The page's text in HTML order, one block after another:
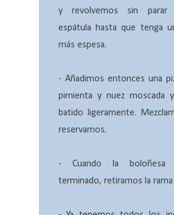
y revolvemos sin parar
espátula hasta que tenga
más espesa.
- Añadimos entonces una
pimienta y nuez moscada
batido ligeramente.
reservamos.
- Cuando la boloñesa
terminado, retiramos la rama